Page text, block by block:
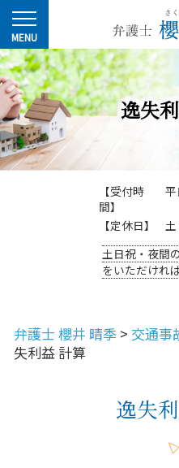
逸失
【受付時
間】
【定休日】
土日祝・夜間
をいただけれ
弁護士 櫻井 晴季 > 交通事
失利益 計算
逸失